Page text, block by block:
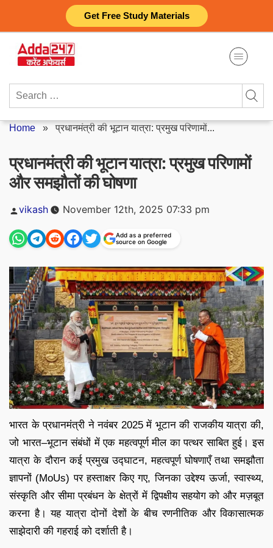
Get Free Study Materials
content
Search
Home »प्रधानमंत्री की भूटान यात्रा: प्रमुख परिणामों...
प्रधानमंत्री की भूटान यात्रा: प्रमुख परिणामों
और समझौतों की घोषणा
Posted
vikash November 12th, 2025 07:33 pm
Add as a preferred
source on Google
भारत के प्रधानमंत्री ने नवंबर 2025 में भूटान की राजकीय यात्रा की,
जो भारत–भूटान संबंधों में एक महत्वपूर्ण मील का पत्थर साबित हुई। इस
यात्रा के दौरान कई प्रमुख उद्घाटन, महत्वपूर्ण घोषणाएँ तथा समझौता
ज्ञापनों (MoUs) पर हस्ताक्षर किए गए, जिनका उद्देश्य ऊर्जा, स्वास्थ्य,
संस्कृति और सीमा प्रबंधन के क्षेत्रों में द्विपक्षीय सहयोग को और मज़बूत
करना है। यह यात्रा दोनों देशों के बीच रणनीतिक और विकासात्मक
साझेदारी की गहराई को दर्शाती है।